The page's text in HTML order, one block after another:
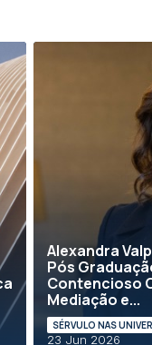
Alexandra
Pós
Contencioso
Mediação e...
SÉRVULO NAS
23 Jun 2026